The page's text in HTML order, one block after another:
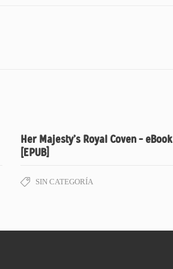
Her Majesty’s Royal Coven – eBook
[EPUB]
SIN CATEGORÍA